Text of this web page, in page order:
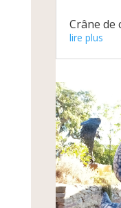
Crâne de
lire plus